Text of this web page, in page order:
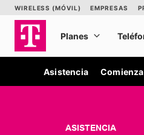
Asistencia Comienza
ASISTENCIA